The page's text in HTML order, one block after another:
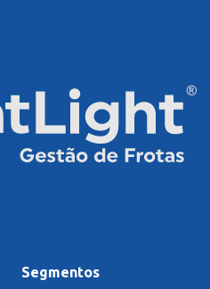
Segmentos